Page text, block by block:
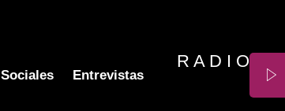
Sociales Entrevistas
R A D I O